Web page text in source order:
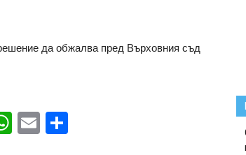
да обжалва пред Върховния съд
WhatsApp
Email